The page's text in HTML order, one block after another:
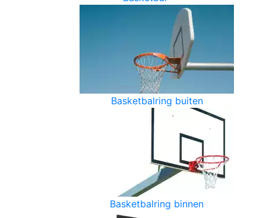
Basketbalring buiten
Basketbalring binnen